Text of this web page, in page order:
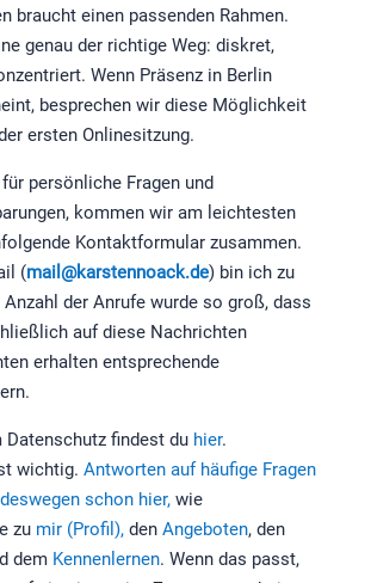
braucht einen passenden Rahmen.
genau der richtige Weg: diskret,
Wenn Präsenz in Berlin
besprechen wir diese Möglichkeit
ersten Onlinesitzung.
persönliche Fragen und
kommen wir am leichtesten
Kontaktformular zusammen.
(mail@karstennoack.de) bin ich zu
der Anrufe wurde so groß, dass
auf diese Nachrichten
erhalten entsprechende
Datenschutz findest du hier.
wichtig. Antworten auf häufige Fragen
schon hier,wie
zu mir (Profil),den Angeboten, den
dem Kennenlernen. Wenn das passt,